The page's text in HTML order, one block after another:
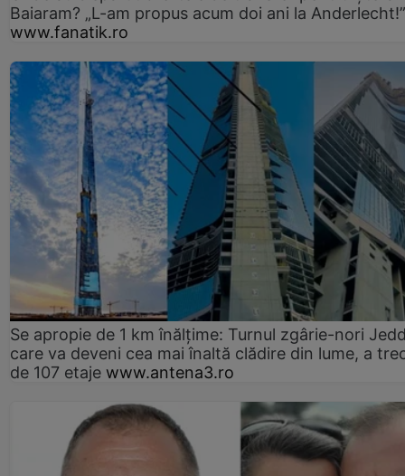
Baiaram? „L-am propus acum doi ani la Anderlecht!”
www.fanatik.ro
Se apropie de 1 km înălțime: Turnul zgârie-nori
care va deveni cea mai înaltă clădire din lume, a
de 107 etaje www.antena3.ro